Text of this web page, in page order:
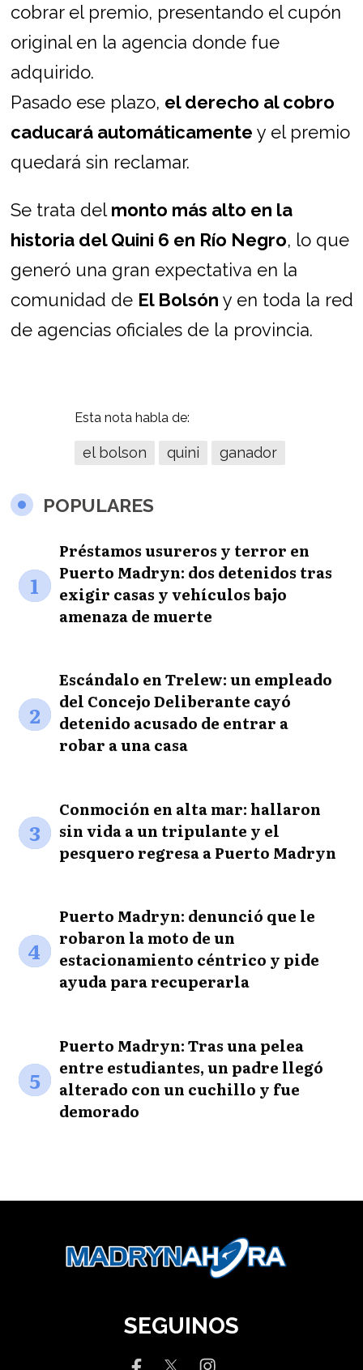
cobrar el premio, presentando el cupón
original en la agencia donde fue
adquirido.
Pasado ese plazo, el derecho al cobro
caducará automáticamente y el premio
quedará sin reclamar.
Se trata del monto más alto en la
historia del Quini 6 en Río Negro, lo que
generó una gran expectativa en la
comunidad de El Bolsón y en toda la red
de agencias oficiales de la provincia.
Esta nota habla de:
el bolson quini ganador
POPULARES
1
Préstamos usureros y terror en
Puerto Madryn: dos detenidos tras
exigir casas y vehículos bajo
amenaza de muerte
2
Escándalo en Trelew: un empleado
del Concejo Deliberante cayó
detenido acusado de entrar a
robar a una casa
3
Conmoción en alta mar: hallaron
sin vida a un tripulante y el
pesquero regresa a Puerto Madryn
4
Puerto Madryn: denunció que le
robaron la moto de un
estacionamiento céntrico y pide
ayuda para recuperarla
5
Puerto Madryn: Tras una pelea
entre estudiantes, un padre llegó
alterado con un cuchillo y fue
demorado
SEGUINOS